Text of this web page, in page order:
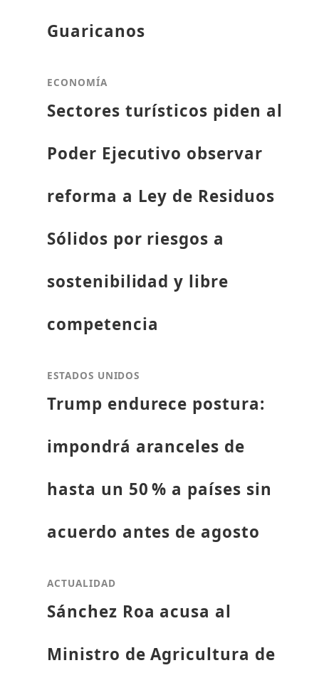
Guaricanos
ECONOMÍA
Sectores turísticos piden al
Poder Ejecutivo observar
reforma a Ley de Residuos
Sólidos por riesgos a
sostenibilidad y libre
competencia
ESTADOS UNIDOS
Trump endurece postura:
impondrá aranceles de
hasta un 50 % a países sin
acuerdo antes de agosto
ACTUALIDAD
Sánchez Roa acusa al
Ministro de Agricultura de